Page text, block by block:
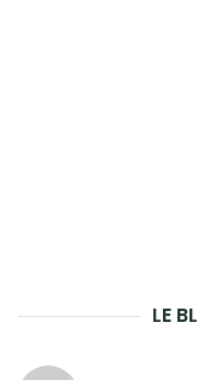
LE